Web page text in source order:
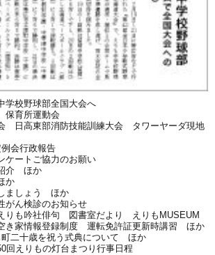
校野球部全国大会へ
育所運動会
日高東部消防技能訓練大会 タワーヤーダ現地
会行政報告
ケートご協力のお願い
介 ほか
か
しましょう ほか
ん検診のお知らせ
りも吟社俳句 図書室だより えりもMUSEUM
き家情報登録制度 運転免許証更新時講習 ほか
町二十歳を祝う式典について ほか
えりもの灯台まつり行事日程